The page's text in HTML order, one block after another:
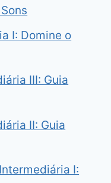
I: Domine o
III: Guia
II: Guia
I: